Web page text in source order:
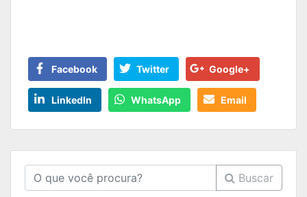
Facebook Twitter Google+
LinkedIn WhatsApp Email
Buscar